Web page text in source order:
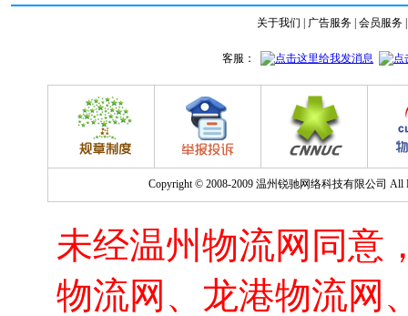
关于我们 广告服务 会员服务
Copyright © 2008-2009 温州锐驰网络科技有限公司 All
未经温州物流网同意
物流网、龙港物流网